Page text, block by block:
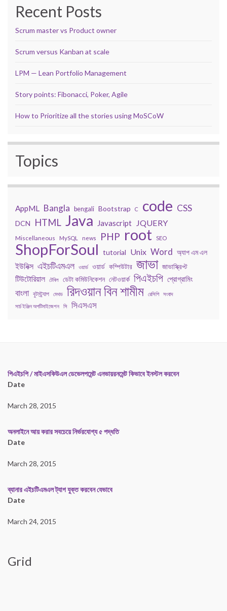
Recent Posts
Scrum master vs Product owner
Scrum versus Kanban at scale
LPM — Lean Portfolio Management
Story points: Fibonacci, Poker, Agile
How to Prioritize all the stories using MoSCoW
Topics
AppML Bangla bengali Bootstrap C code CSS
DCN HTML Java Javascript JQUERY
Miscellaneous MySQL news PHP root SEO
ShopForSoul tutorial Unix Word অ্যাপ এম এল
ইউনিক্স এইচটিএমএল ওয়ার্ড ওয়ার্ড কম্পিউটার জাভা জাভাস্ক্রিপ্ট
টিউটোরিয়াল টেবিল ডেটা কমিউনিকেশন নেটওয়ার্ক পিএইচপি প্রোগ্রামিং
বাংলা বুটস্ট্র্যাপ মেথড রিদওয়ান বিন শামীম রেসিপি
সংবাদ
সার্চ ইঞ্জিন অপটিমাইজেশন
সি সিএসএস
পিএইচপি / মাইএসকিউএল ডেভেলপমেন্ট এনভায়রনমেন্ট কিভাবে ইনস্টল করবেন
Date
March 28, 2015
অনলাইনে আয় করার সবচেয়ে নির্ভরযোগ্য ৫ পদ্ধতি
Date
March 28, 2015
ব্যানার এইচটিএমএল ট্যাগ যুক্ত করবেন যেভাবে
Date
March 24, 2015
Grid